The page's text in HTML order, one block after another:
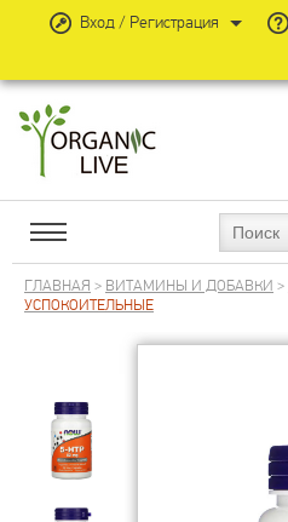
ГЛАВНАЯ > ВИТАМИНЫ И ДОБАВКИ >
УСПОКОИТЕЛЬНЫЕ
Вход / Регистрация